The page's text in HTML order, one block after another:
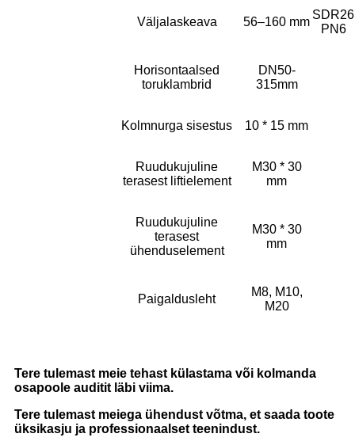
Väljalaskeava 56–160 mm
SDR26
PN6
Horisontaalsed
toruklambrid
DN50-
315mm
Kolmnurga sisestus 10 * 15 mm
Ruudukujuline
terasest liftielement
M30 * 30
mm
Ruudukujuline
terasest
ühenduselement
M30 * 30
mm
Paigaldusleht
M8, M10,
M20
Tere tulemast meie tehast külastama või kolmanda
osapoole auditit läbi viima.
Tere tulemast meiega ühendust võtma, et saada toote
üksikasju ja professionaalset teenindust.